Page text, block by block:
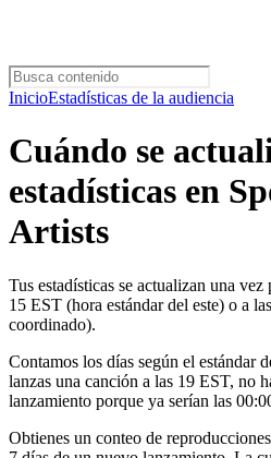
InicioEstadísticas de la audiencia
Cuándo se
estadísticas en
Artists
Tus estadísticas se actualizan una
15 EST (hora estándar del este) o a
coordinado).
Contamos los días según el estándar
lanzas una canción a las 19 EST, no
lanzamiento porque ya serían las
Obtienes un conteo de